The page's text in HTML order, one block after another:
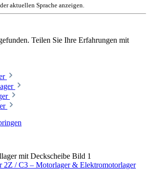
aktuellen Sprache anzeigen.
Teilen Sie Ihre Erfahrungen mit
2Z / C3 – Motorlager & Elektromotorlager